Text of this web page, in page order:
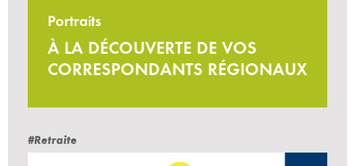
Portraits
À LA DÉCOUVERTE DE VOS
CORRESPONDANTS RÉGIONAUX
#Retraite